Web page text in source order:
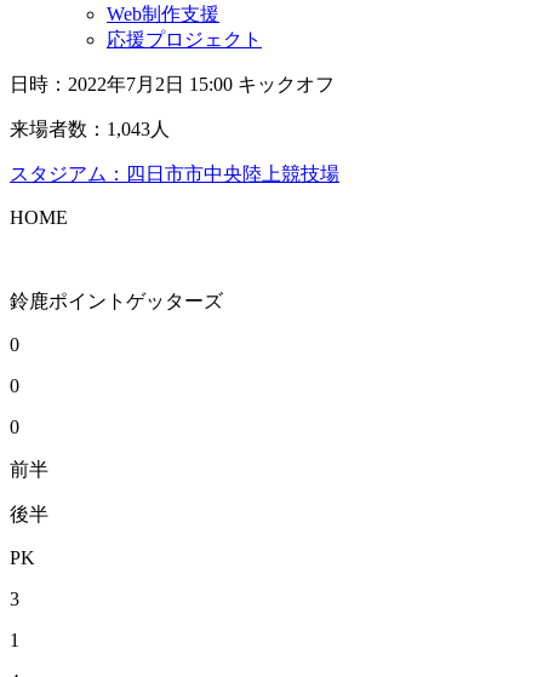
Web制作支援
応援プロジェクト
日時：2022年7月2日 15:00 キックオフ
来場者数：1,043人
スタジアム：四日市市中央陸上競技場
HOME
鈴鹿ポイントゲッターズ
0
0
0
前半
後半
PK
3
1